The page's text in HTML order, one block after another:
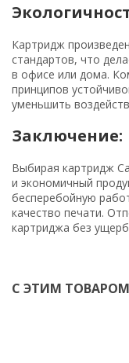
Картридж
стандартов, что
в офисе или дома.
принципов
уменьшить
Заключение:
Выбирая картридж
и экономичный
бесперебойную
качество печати.
картриджа без
С ЭТИМ